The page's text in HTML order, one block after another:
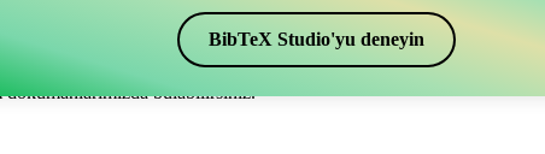
ve alıntılar oluşturmak için de kullanabilirsiniz. Overleaf’de
bulabilirsiniz.
BibTeX Studio'yu deneyin